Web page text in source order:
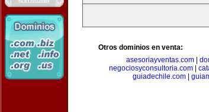
Otros dominios en venta:
asesoriayventas.com
negociosyconsultoria.com|
guiadechile.com